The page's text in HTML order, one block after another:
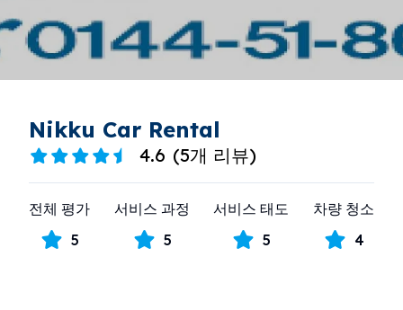
Nikku Car Rental
4.6 (5개 리뷰)
전체 평가
5
서비스 과정
5
서비스 태도
5
차량 청소
4